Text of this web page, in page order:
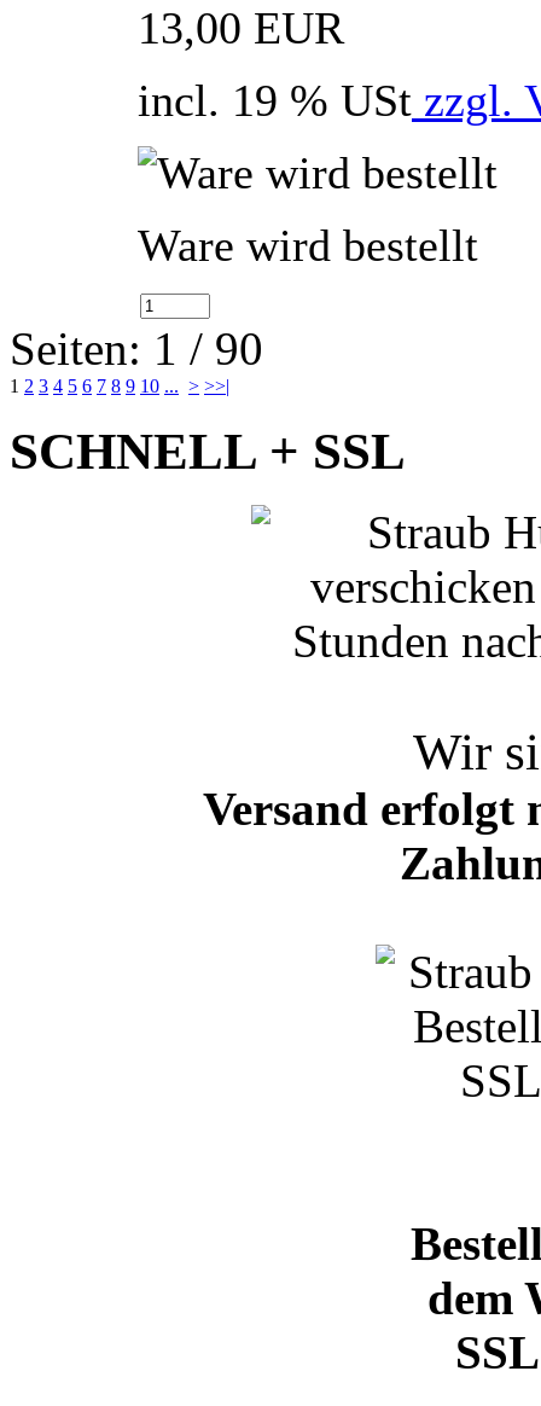
13,00 EUR
incl. 19 % USt zzgl.
Ware wird bestellt
Seiten: 1 / 90
1 2 3 4 5 6 7 8 9 10 ... > >>|
SCHNELL + SSL
Wir
Versand erfolgt
dem